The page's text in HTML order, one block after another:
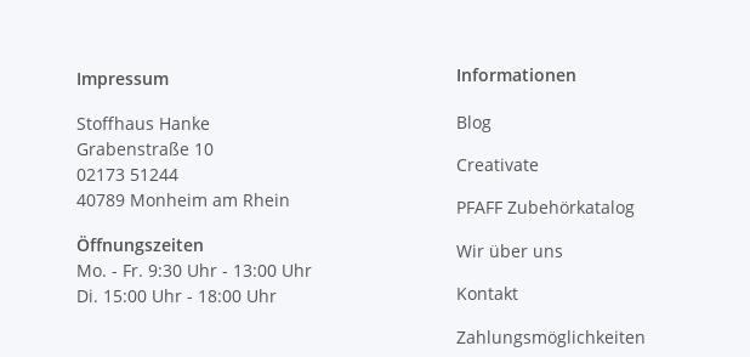
Impressum
Stoffhaus Hanke
Grabenstraße 10
02173 51244
40789 Monheim am Rhein
Öffnungszeiten
Mo. - Fr. 9:30 Uhr - 13:00 Uhr
Di. 15:00 Uhr - 18:00 Uhr
Informationen
Blog
Creativate
PFAFF Zubehörkatalog
Wir über uns
Kontakt
Zahlungsmöglichkeiten